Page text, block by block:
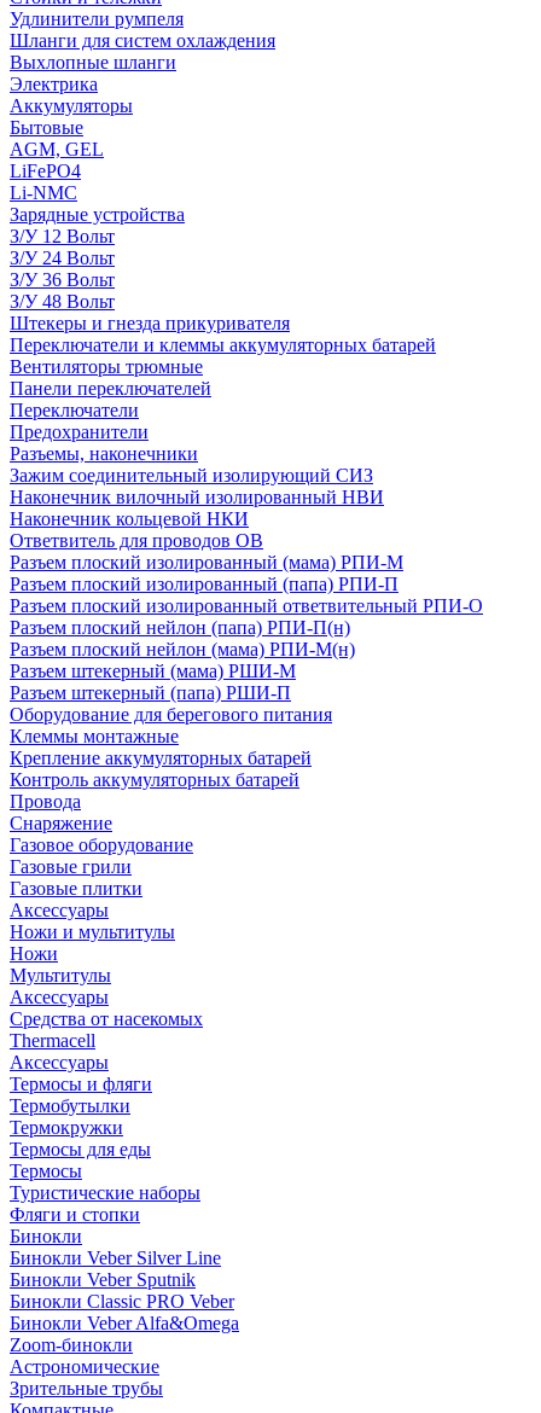
Удлинители румпеля
Шланги для систем охлаждения
Выхлопные шланги
Электрика
Аккумуляторы
Бытовые
AGM, GEL
LiFePO4
Li-NMC
Зарядные устройства
З/У 12 Вольт
З/У 24 Вольт
З/У 36 Вольт
З/У 48 Вольт
Штекеры и гнезда прикуривателя
Переключатели и клеммы аккумуляторных батарей
Вентиляторы трюмные
Панели переключателей
Переключатели
Предохранители
Разъемы, наконечники
Зажим соединительный изолирующий СИЗ
Наконечник вилочный изолированный НВИ
Наконечник кольцевой НКИ
Ответвитель для проводов ОВ
Разъем плоский изолированный (мама) РПИ-М
Разъем плоский изолированный (папа) РПИ-П
Разъем плоский изолированный ответвительный РПИ-О
Разъем плоский нейлон (папа) РПИ-П(н)
Разъем плоский нейлон (мама) РПИ-М(н)
Разъем штекерный (мама) РШИ-М
Разъем штекерный (папа) РШИ-П
Оборудование для берегового питания
Клеммы монтажные
Крепление аккумуляторных батарей
Контроль аккумуляторных батарей
Провода
Снаряжение
Газовое оборудование
Газовые грили
Газовые плитки
Аксессуары
Ножи и мультитулы
Ножи
Мультитулы
Аксессуары
Средства от насекомых
Thermacell
Аксессуары
Термосы и фляги
Термобутылки
Термокружки
Термосы для еды
Термосы
Туристические наборы
Фляги и стопки
Бинокли
Бинокли Veber Silver Line
Бинокли Veber Sputnik
Бинокли Classic PRO Veber
Бинокли Veber Alfa&Omega
Zoom-бинокли
Астрономические
Зрительные трубы